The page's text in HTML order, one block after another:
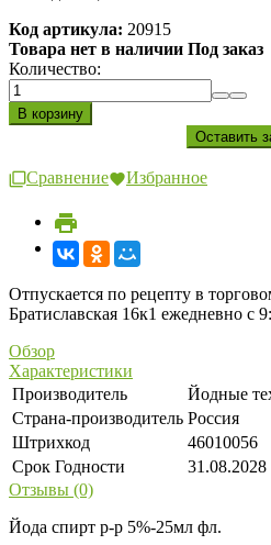
Код артикула: 20915
Товара нет в наличии Под заказ
Количество:
Сравнение Избранное
Отпускается по рецепту в
Братиславская 16к1 ежедневно с
Обзор
Характеристики
Производитель
Йодные
Страна-производитель Россия
Штрихкод
46010056
Срок Годности
31.08.2028
Отзывы (0)
Йода спирт р-р 5%-25мл фл.